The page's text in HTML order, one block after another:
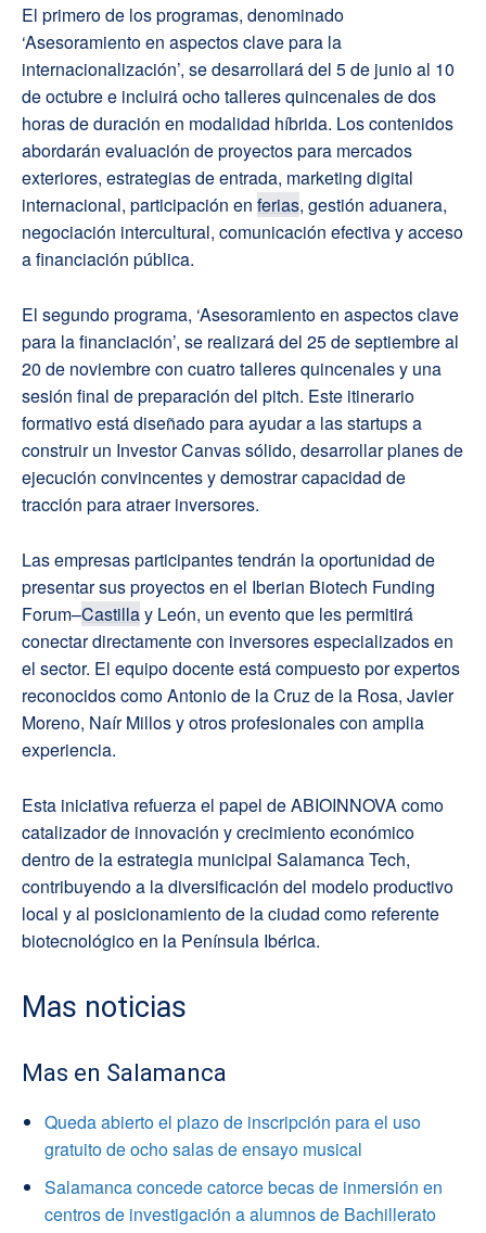
El primero de los programas, denominado
‘Asesoramiento en aspectos clave para la
internacionalización’, se desarrollará del 5 de junio al 10
de octubre e incluirá ocho talleres quincenales de dos
horas de duración en modalidad híbrida. Los contenidos
abordarán evaluación de proyectos para mercados
exteriores, estrategias de entrada, marketing digital
internacional, participación en ferias, gestión aduanera,
negociación intercultural, comunicación efectiva y acceso
a financiación pública.
El segundo programa, ‘Asesoramiento en aspectos clave
para la financiación’, se realizará del 25 de septiembre al
20 de noviembre con cuatro talleres quincenales y una
sesión final de preparación del pitch. Este itinerario
formativo está diseñado para ayudar a las startups a
construir un Investor Canvas sólido, desarrollar planes de
ejecución convincentes y demostrar capacidad de
tracción para atraer inversores.
Las empresas participantes tendrán la oportunidad de
presentar sus proyectos en el Iberian Biotech Funding
Forum–Castillay León, un evento que les permitirá
conectar directamente con inversores especializados en
el sector. El equipo docente está compuesto por expertos
reconocidos como Antonio de la Cruz de la Rosa, Javier
Moreno, Naír Millos y otros profesionales con amplia
experiencia.
Esta iniciativa refuerza el papel de ABIOINNOVA como
catalizador de innovación y crecimiento económico
dentro de la estrategia municipal Salamanca Tech,
contribuyendo a la diversificación del modelo productivo
local y al posicionamiento de la ciudad como referente
biotecnológico en la Península Ibérica.
Mas noticias
Mas en Salamanca
Queda abierto el plazo de inscripción para el uso
gratuito de ocho salas de ensayo musical
Salamanca concede catorce becas de inmersión en
centros de investigación a alumnos de Bachillerato